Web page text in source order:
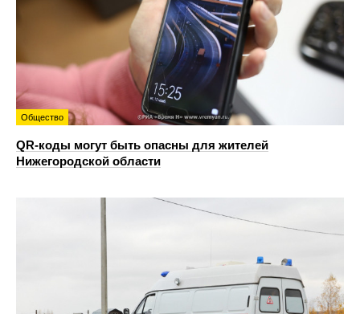
Общество
QR-коды могут быть опасны для жителей
Нижегородской области